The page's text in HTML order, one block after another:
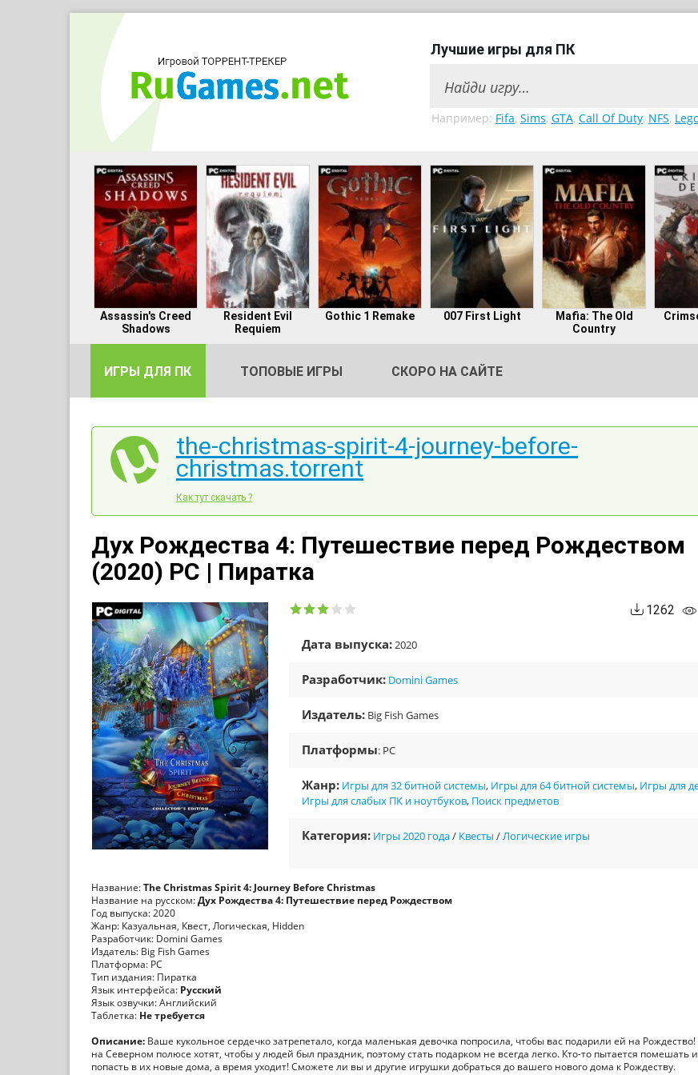
Лучшие игры для ПК
Например: Fifa, Sims, GTA, Call Of Duty, NFS,
Assassin's Creed
Shadows
Resident Evil
Requiem
Gothic 1 Remake 007 First Light
Mafia: The Old
Country
ИГРЫ ДЛЯ ПК ТОПОВЫЕ ИГРЫ СКОРО НА САЙТЕ
the-christmas-spirit-4-journey-before-
christmas.torrent
Как тут скачать ?
Дух Рождества 4: Путешествие перед Рождеством
(2020) PC | Пиратка
1262
Дата выпуска:2020
Разработчик: Domini Games
Издатель: Big Fish Games
Платформы: PC
Жанр: Игры для 32 битной системы, Игры для 64 битной системы, Игры для
Игры для слабых ПК и ноутбуков, Поиск предметов
Категория: Игры 2020 года/ Квесты /Логические игры
Название:The Christmas Spirit 4: Journey Before Christmas
Название на русском:Дух Рождества 4: Путешествие перед Рождеством
Год выпуска: 2020
Жанр: Казуальная, Квест, Логическая, Hidden
Разработчик: Domini Games
Издатель: Big Fish Games
Платформа: PC
Тип издания: Пиратка
Язык интерфейса: Русский
Язык озвучки: Английский
Таблетка: Не требуется
Описание: Ваше кукольное сердечко затрепетало, когда маленькая девочка попросила, чтобы вас подарили ей на
на Северном полюсе хотят, чтобы у людей был праздник, поэтому стать подарком не всегда легко. Кто-то пытается помешать
попасть в их новые дома, а время уходит! Сможете ли вы и другие игрушки добраться до вашего нового дома к Рождеству.